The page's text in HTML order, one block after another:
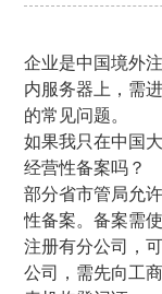
企业是中国境外
内服务器上，需
的常见问题。
如果我只在中国
经营性备案吗？
部分省市管局允
性备案。备案需
注册有分公司，
公司，需先向工